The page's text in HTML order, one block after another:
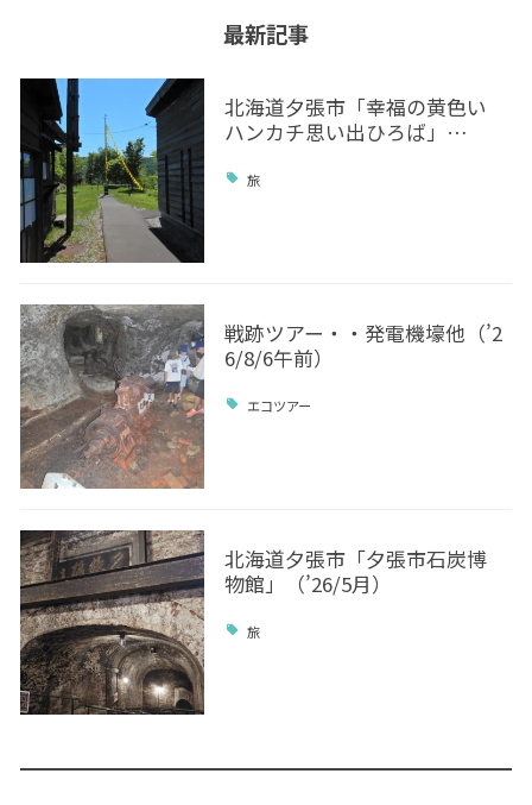
最新記事
北海道夕張市「幸福の黄色い
ハンカチ思い出ひろば」…
旅
戦跡ツアー・・発電機壕他（’2
6/8/6午前）
エコツアー
北海道夕張市「夕張市石炭博
物館」（’26/5月）
旅